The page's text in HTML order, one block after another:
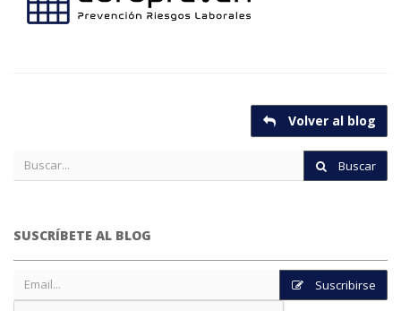
Volver al blog
Buscar
SUSCRÍBETE AL BLOG
Suscribirse